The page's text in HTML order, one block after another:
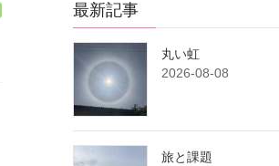
最新記事
丸い虹
2026-08-08
旅と課題